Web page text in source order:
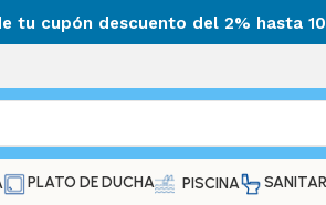
tu cupón descuento del 2% hasta
PLATO DE DUCHA PISCINA